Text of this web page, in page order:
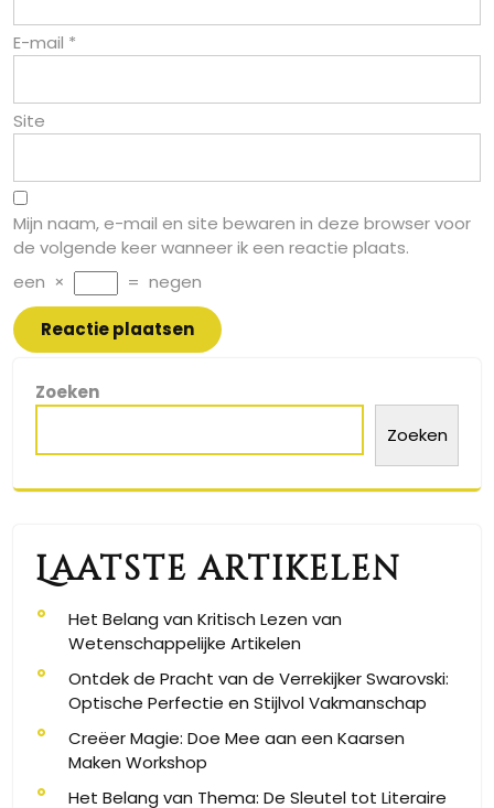
E-mail *
Site
Mijn naam, e-mail en site bewaren in deze browser voor
de volgende keer wanneer ik een reactie plaats.
een × = negen
Zoeken
Zoeken
Laatste artikelen
Het Belang van Kritisch Lezen van
Wetenschappelijke Artikelen
Ontdek de Pracht van de Verrekijker Swarovski:
Optische Perfectie en Stijlvol Vakmanschap
Creëer Magie: Doe Mee aan een Kaarsen
Maken Workshop
Het Belang van Thema: De Sleutel tot Literaire